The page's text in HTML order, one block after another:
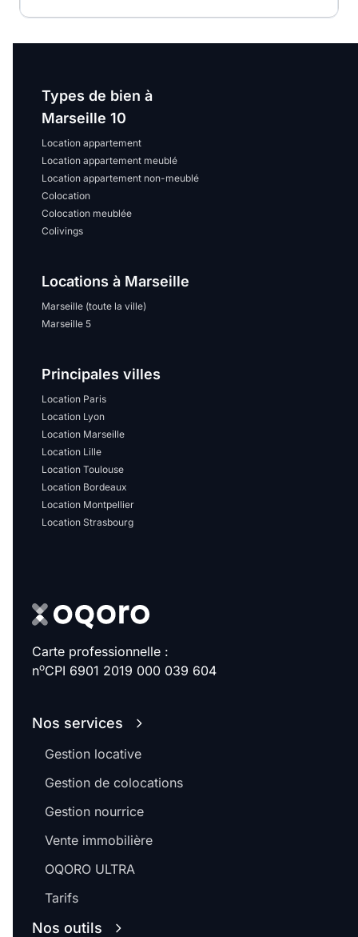
Types de bien à
Marseille 10
Location appartement
Location appartement meublé
Location appartement non-meublé
Colocation
Colocation meublée
Colivings
Locations à Marseille
Marseille (toute la ville)
Marseille 5
Principales villes
Location Paris
Location Lyon
Location Marseille
Location Lille
Location Toulouse
Location Bordeaux
Location Montpellier
Location Strasbourg
Carte professionnelle :
noCPI 6901 2019 000 039 604
Nos services
Gestion locative
Gestion de colocations
Gestion nourrice
Vente immobilière
OQORO ULTRA
Tarifs
Nos outils